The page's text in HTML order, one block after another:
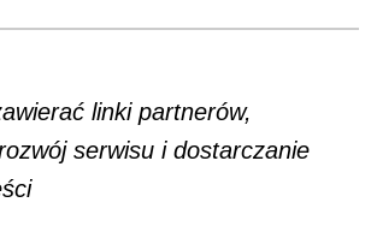
linki partnerów,
serwisu i dostarczanie